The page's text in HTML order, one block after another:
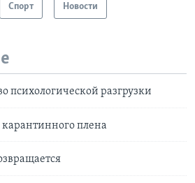
Спорт Новости
психологической разгрузки
плена